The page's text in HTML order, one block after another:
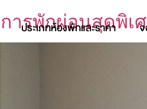
ประเภทห้องพักและราคา
ารพักผ่อนสุดพิเ